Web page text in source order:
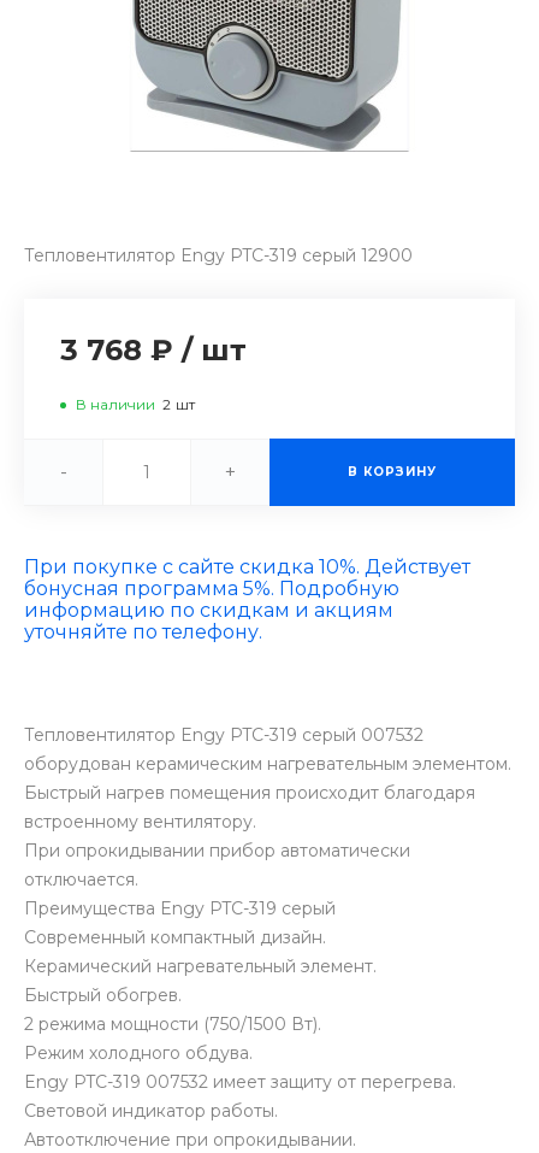
Тепловентилятор Engy PTC-319 серый 12900
3 768 ₽ / шт
В наличии 2 шт
- + В КОРЗИНУ
При покупке с сайте скидка 10%. Действует
бонусная программа 5%. Подробную
информацию по скидкам и акциям
уточняйте по телефону.
Тепловентилятор Engy PTC-319 серый 007532
оборудован керамическим нагревательным элементом.
Быстрый нагрев помещения происходит благодаря
встроенному вентилятору.
При опрокидывании прибор автоматически
отключается.
Преимущества Engy PTC-319 серый
Современный компактный дизайн.
Керамический нагревательный элемент.
Быстрый обогрев.
2 режима мощности (750/1500 Вт).
Режим холодного обдува.
Engy PTC-319 007532 имеет защиту от перегрева.
Световой индикатор работы.
Автоотключение при опрокидывании.